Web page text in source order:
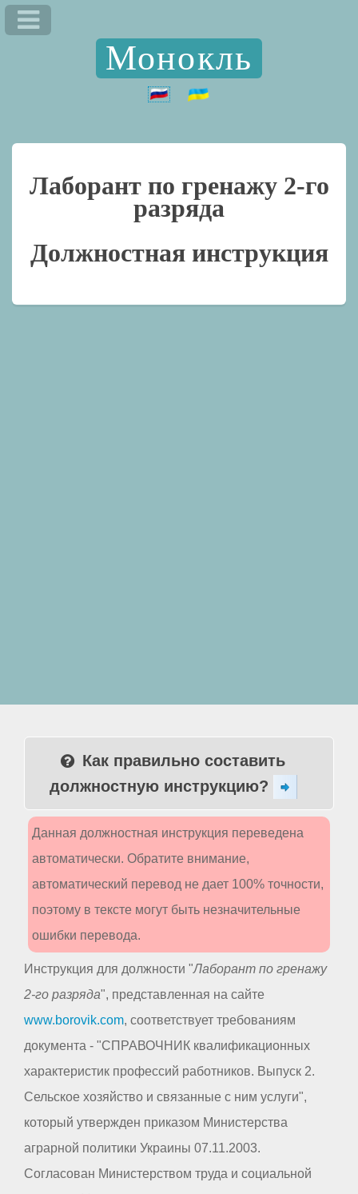
Монокль
Лаборант по гренажу 2-го
разряда
Должностная инструкция
Как правильно составить
должностную инструкцию?
Данная должностная инструкция переведена
автоматически. Обратите внимание,
автоматический перевод не дает 100% точности,
поэтому в тексте могут быть незначительные
ошибки перевода.
Инструкция для должности "Лаборант по гренажу
2-го разряда", представленная на сайте
www.borovik.com, соответствует требованиям
документа - "СПРАВОЧНИК квалификационных
характеристик профессий работников. Выпуск 2.
Сельское хозяйство и связанные с ним услуги",
который утвержден приказом Министерства
аграрной политики Украины 07.11.2003.
Согласован Министерством труда и социальной